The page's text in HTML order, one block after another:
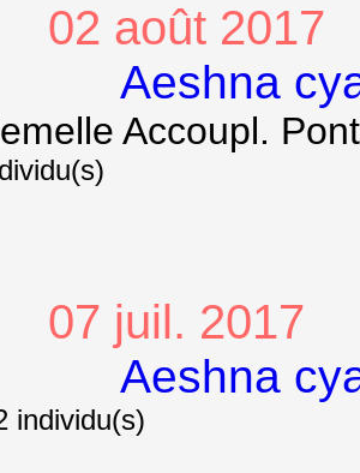
02 août 2017
Aeshna
Accoupl.
07 juil. 2017
Aeshna
individu(s)